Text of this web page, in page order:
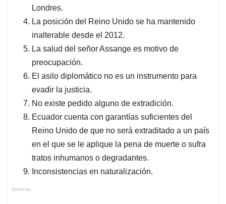
Londres.
La posición del Reino Unido se ha mantenido
inalterable desde el 2012.
La salud del señor Assange es motivo de
preocupación.
El asilo diplomático no es un instrumento para
evadir la justicia.
No existe pedido alguno de extradición.
Ecuador cuenta con garantías suficientes del
Reino Unido de que no será extraditado a un país
en el que se le aplique la pena de muerte o sufra
tratos inhumanos o degradantes.
Inconsistencias en naturalización.
Anuncios.